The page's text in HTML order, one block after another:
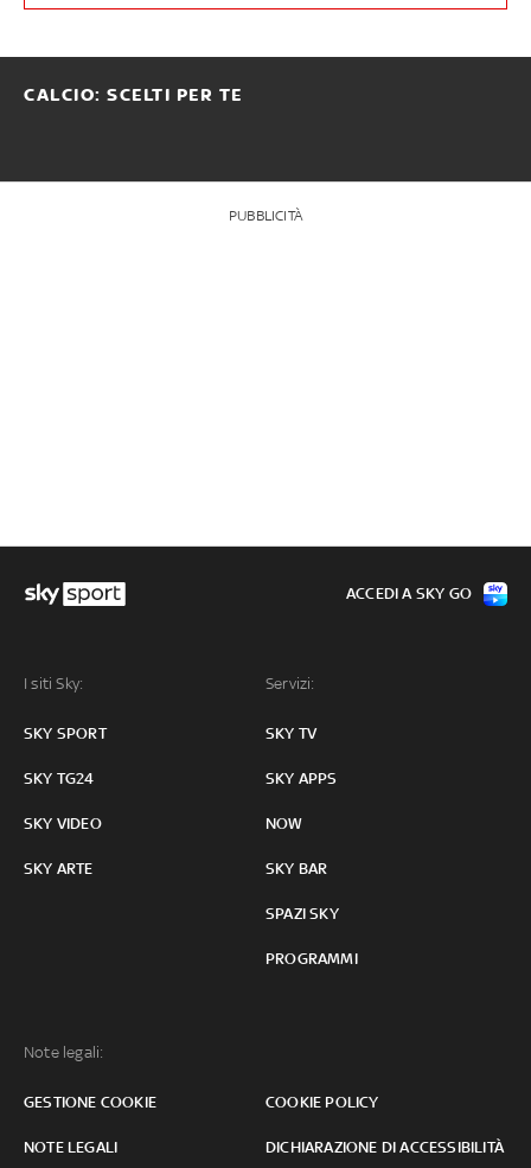
CALCIO: SCELTI PER TE
PUBBLICITÀ
I siti Sky:
SKY SPORT
SKY TG24
SKY VIDEO
SKY ARTE
Servizi:
SKY TV
SKY APPS
NOW
SKY BAR
SPAZI SKY
PROGRAMMI
Note legali:
GESTIONE COOKIE COOKIE POLICY
NOTE LEGALI DICHIARAZIONE DI ACCESSIBILITÀ
ACCEDI A SKY GO